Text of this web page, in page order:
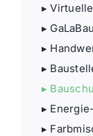
▸
▸
▸
▸
▸
▸
▸